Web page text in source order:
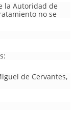
la Autoridad de
no se
de Cervantes,